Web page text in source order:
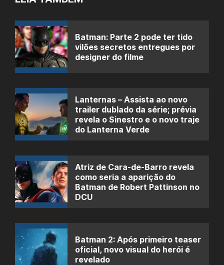
Batman: Parte 2 pode ter tido
vilões secretos entregues por
designer do filme
Lanternas – Assista ao novo
trailer dublado da série; prévia
revela o Sinestro e o novo traje
do Lanterna Verde
Atriz de Cara-de-Barro revela
como seria a aparição do
Batman de Robert Pattinson no
DCU
Batman 2: Após primeiro teaser
oficial, novo visual do herói é
revelado